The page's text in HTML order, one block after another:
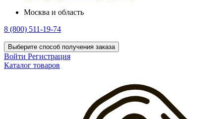
Москва и область
8 (800) 511-19-74
Выберите способ получения заказа
Войти Регистрация
Каталог товаров